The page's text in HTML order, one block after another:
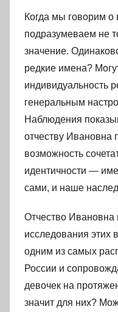
Когда мы говорим
подразумеваем не
значение.
редкие имена?
индивидуальность
генеральным
Наблюдения
отчеству Ивановна
возможность
идентичности —
сами, и наше
Отчество Ивановна
исследования этих
одним из самых
России и
девочек на
значит для них?